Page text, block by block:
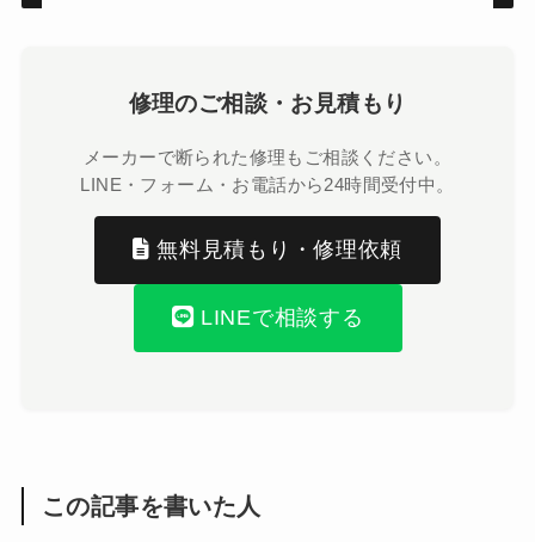
修理のご相談・お見積もり
メーカーで断られた修理もご相談ください。
LINE・フォーム・お電話から24時間受付中。
無料見積もり・修理依頼
LINEで相談する
この記事を書いた人